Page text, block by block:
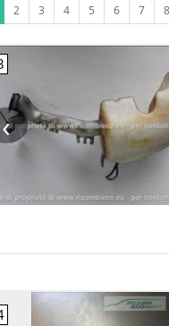
2 3 4 5 6 7 8
‹